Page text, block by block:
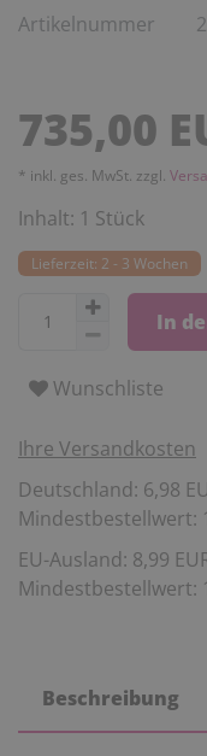
Artikelnummer
735,00
* inkl. ges. MwSt. zzgl.
Inhalt: 1 Stück
Lieferzeit: 2 - 3 Wochen
In
Wunschliste
Ihre Versandkosten
Deutschland: 6,98
Mindestbestellwert:
EU-Ausland: 8,99
Mindestbestellwert:
Beschreibung